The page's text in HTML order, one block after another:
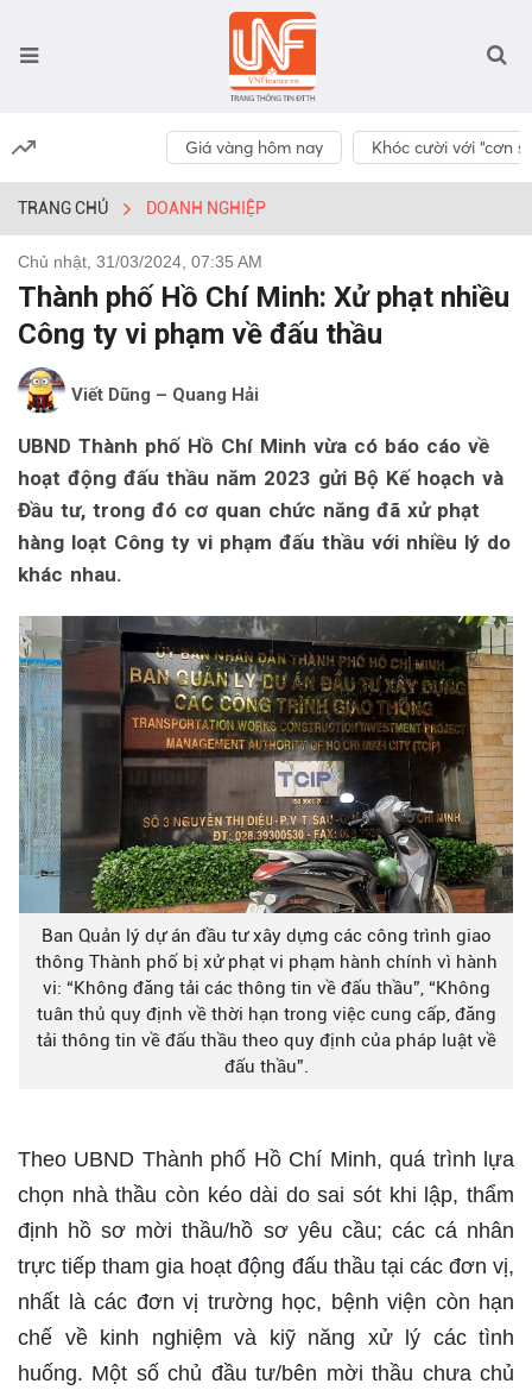
Giá vàng hôm nay Khóc cười với “cơn
TRANG CHỦ DOANH NGHIỆP
Chủ nhật, 31/03/2024, 07:35 AM
Thành phố Hồ Chí Minh: Xử phạt nhiều
Công ty vi phạm về đấu thầu
Viết Dũng – Quang Hải
UBND Thành phố Hồ Chí Minh vừa có báo cáo về
hoạt động đấu thầu năm 2023 gửi Bộ Kế hoạch và
Đầu tư, trong đó cơ quan chức năng đã xử phạt
hàng loạt Công ty vi phạm đấu thầu với nhiều lý do
khác nhau.
Ban Quản lý dự án đầu tư xây dựng các công trình giao
thông Thành phố bị xử phạt vi phạm hành chính vì hành
vi: “Không đăng tải các thông tin về đấu thầu”, “Không
tuân thủ quy định về thời hạn trong việc cung cấp, đăng
tải thông tin về đấu thầu theo quy định của pháp luật về
đấu thầu”.
Theo UBND Thành phố Hồ Chí Minh, quá trình lựa
chọn nhà thầu còn kéo dài do sai sót khi lập, thẩm
định hồ sơ mời thầu/hồ sơ yêu cầu; các cá nhân
trực tiếp tham gia hoạt động đấu thầu tại các đơn vị,
nhất là các đơn vị trường học, bệnh viện còn hạn
chế về kinh nghiệm và kiỹ năng xử lý các tình
huống. Một số chủ đầu tư/bên mời thầu chưa chủ